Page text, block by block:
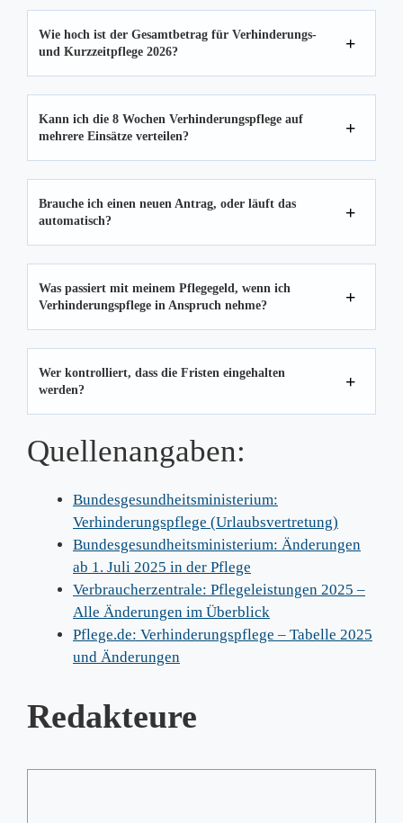
Wie hoch ist der Gesamtbetrag für Verhinderungs-
und Kurzzeitpflege 2026?
Kann ich die 8 Wochen Verhinderungspflege auf
mehrere Einsätze verteilen?
Brauche ich einen neuen Antrag, oder läuft das
automatisch?
Was passiert mit meinem Pflegegeld, wenn ich
Verhinderungspflege in Anspruch nehme?
Wer kontrolliert, dass die Fristen eingehalten
werden?
Quellenangaben:
Bundesgesundheitsministerium:
Verhinderungspflege (Urlaubsvertretung)
Bundesgesundheitsministerium: Änderungen
ab 1. Juli 2025 in der Pflege
Verbraucherzentrale: Pflegeleistungen 2025 –
Alle Änderungen im Überblick
Pflege.de: Verhinderungspflege – Tabelle 2025
und Änderungen
Redakteure